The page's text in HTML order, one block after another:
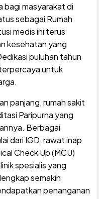
bagi masyarakat di
sebagai Rumah
medis ini terus
kesehatan yang
puluhan tahun
untuk
panjang, rumah sakit
Paripurna yang
Berbagai
dari IGD, rawat inap
Check Up (MCU)
spesialis yang
semakin
penanganan